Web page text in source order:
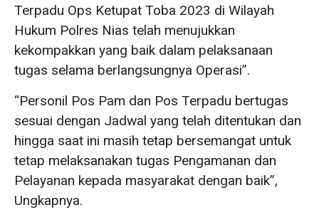
Terpadu Ops Ketupat Toba 2023 di Wilayah
Hukum Polres Nias telah menujukkan
kekompakkan yang baik dalam pelaksanaan
tugas selama berlangsungnya Operasi”.
“Personil Pos Pam dan Pos Terpadu bertugas
sesuai dengan Jadwal yang telah ditentukan dan
hingga saat ini masih tetap bersemangat untuk
tetap melaksanakan tugas Pengamanan dan
Pelayanan kepada masyarakat dengan baik”,
Ungkapnya.